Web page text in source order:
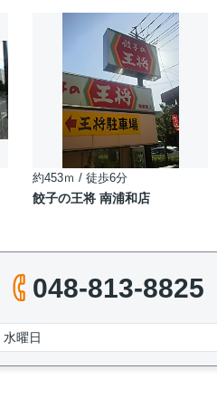
約453ｍ / 徒歩6分
餃子の王将 南浦和店
048-813-8825
水曜日